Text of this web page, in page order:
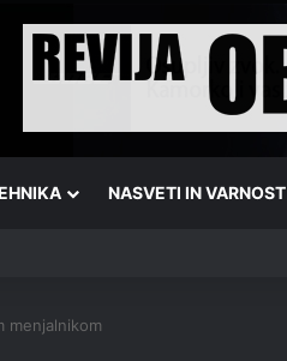
NASVETI IN VARNOST
menjalnikom